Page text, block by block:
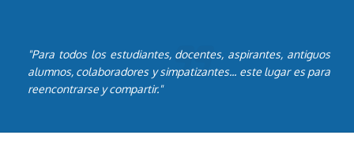
"Para todos los estudiantes, docentes, aspirantes, antiguos
alumnos, colaboradores y simpatizantes... este lugar es para
reencontrarse y compartir."